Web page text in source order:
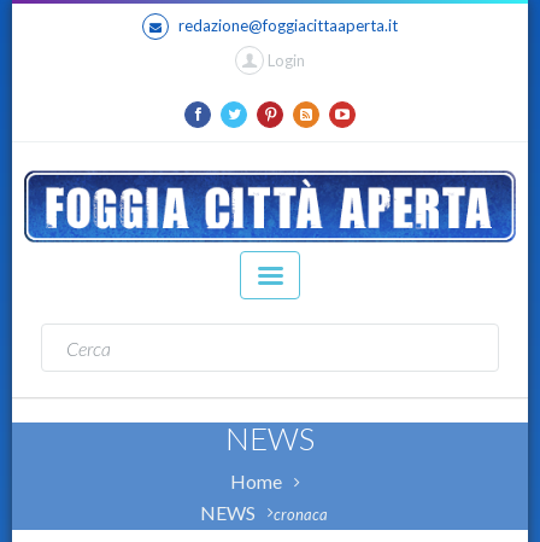
redazione@foggiacittaaperta.it
Login
NEWS
Home
NEWS
cronaca